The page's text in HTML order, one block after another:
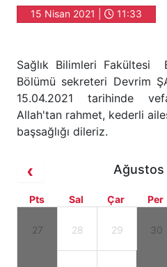
15 Nisan 2021 | 11:33
Sağlık Bilimleri
Bölümü sekreteri Devrim
15.04.2021 tarihinde
Allah'tan rahmet, kederli
başsağlığı dileriz.
Pts Sal Çar Per
27 28 29 30